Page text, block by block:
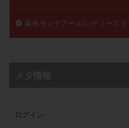
麻布モンテアール レディースク
ログイン